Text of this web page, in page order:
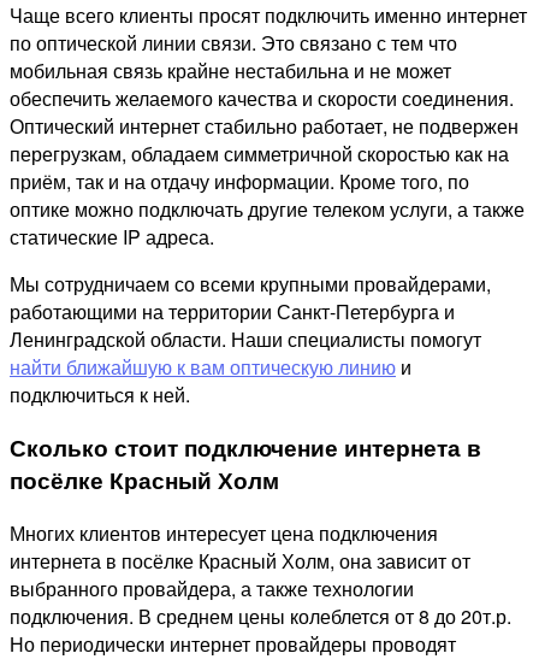
Чаще всего клиенты просят подключить именно интернет
по оптической линии связи. Это связано с тем что
мобильная связь крайне нестабильна и не может
обеспечить желаемого качества и скорости соединения.
Оптический интернет стабильно работает, не подвержен
перегрузкам, обладаем симметричной скоростью как на
приём, так и на отдачу информации. Кроме того, по
оптике можно подключать другие телеком услуги, а также
статические IP адреса.
Мы сотрудничаем со всеми крупными провайдерами,
работающими на территории Санкт-Петербурга и
Ленинградской области. Наши специалисты помогут
найти ближайшую к вам оптическую линию и
подключиться к ней.
Сколько стоит подключение интернета в
посёлке Красный Холм
Многих клиентов интересует цена подключения
интернета в посёлке Красный Холм, она зависит от
выбранного провайдера, а также технологии
подключения. В среднем цены колеблется от 8 до 20т.р.
Но периодически интернет провайдеры проводят